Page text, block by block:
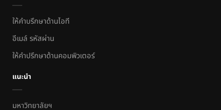
ให้คำบรึกษาด้านไอที
อีเมล์ รหัสผ่าน
ให้คำปรึกษาด้านคอมพิวเตอร์
แนะนำ
มหาวิทยาลัยฯ